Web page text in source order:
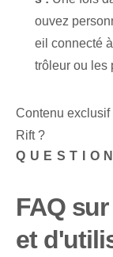
ouvez
eil connecté
trôleur ou les
Contenu
Rift ?
FAQ
et